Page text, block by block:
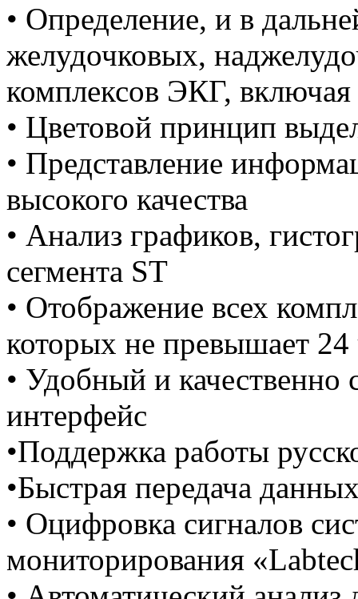
• Определение, и в
желудочковых,
комплексов ЭКГ,
• Цветовой принцип
• Представление
высокого качества
• Анализ графиков,
сегмента ST
• Отображение всех
которых не превышает 24
• Удобный и качественно
интерфейс
•Поддержка работы
•Быстрая передача
• Оцифровка сигналов
мониторирования